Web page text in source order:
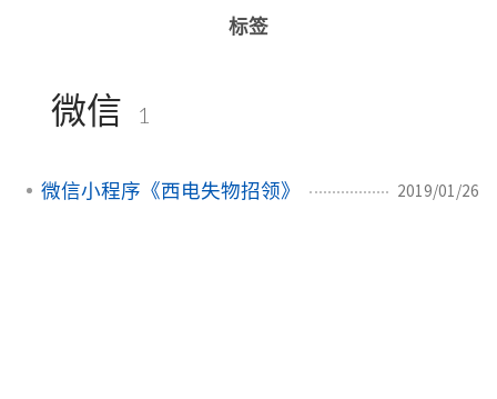
标签
微信 1
微信小程序《西电失物招领》 2019/01/26